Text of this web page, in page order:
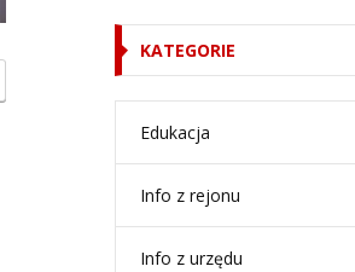
KATEGORIE
Edukacja
Info z rejonu
Info z urzędu